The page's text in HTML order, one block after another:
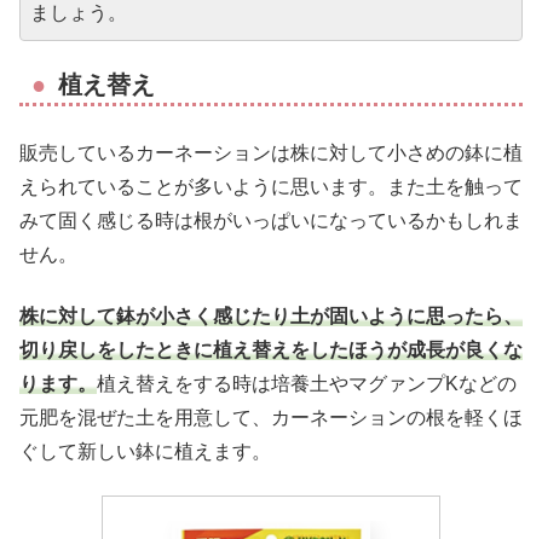
ましょう。
植え替え
販売しているカーネーションは株に対して小さめの鉢に植
えられていることが多いように思います。また土を触って
みて固く感じる時は根がいっぱいになっているかもしれま
せん。
株に対して鉢が小さく感じたり土が固いように思ったら、
切り戻しをしたときに植え替えをしたほうが成長が良くな
ります。植え替えをする時は培養土やマグァンプKなどの
元肥を混ぜた土を用意して、カーネーションの根を軽くほ
ぐして新しい鉢に植えます。